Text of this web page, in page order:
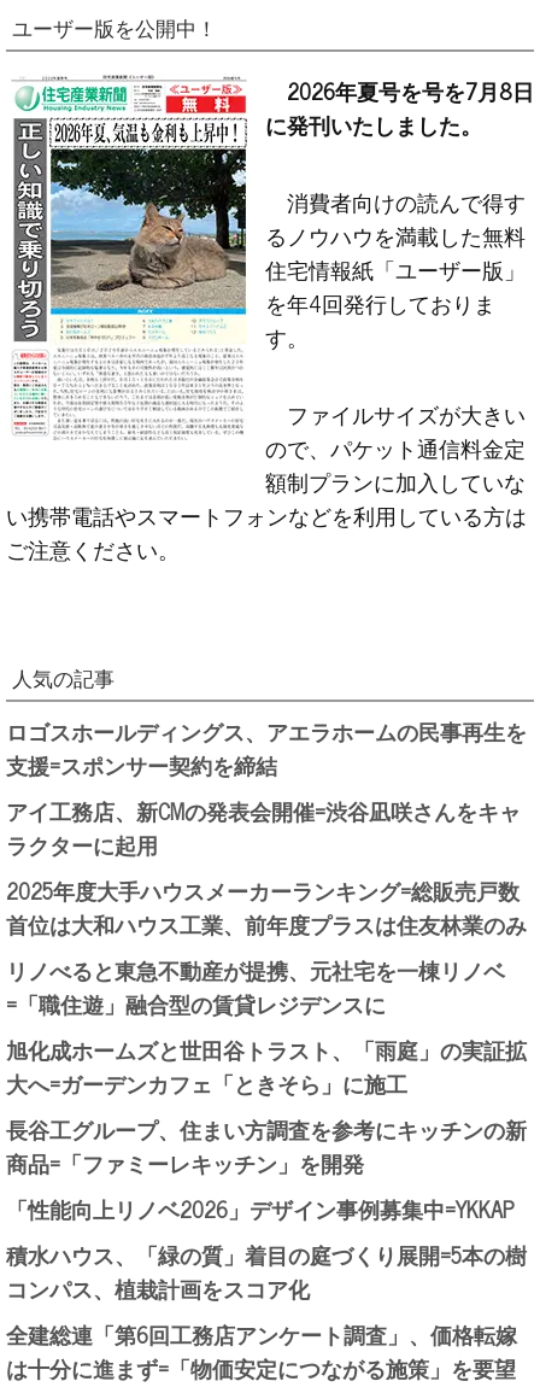
ユーザー版を公開中！
2026年夏号を号を7月8日
に発刊いたしました。
消費者向けの読んで得す
るノウハウを満載した無料
住宅情報紙「ユーザー版」
を年4回発行しておりま
す。
ファイルサイズが大きい
ので、パケット通信料金定
額制プランに加入していな
い携帯電話やスマートフォンなどを利用している方は
ご注意ください。
人気の記事
ロゴスホールディングス、アエラホームの民事再生を
支援=スポンサー契約を締結
アイ工務店、新CMの発表会開催=渋谷凪咲さんをキャ
ラクターに起用
2025年度大手ハウスメーカーランキング=総販売戸数
首位は大和ハウス工業、前年度プラスは住友林業のみ
リノべると東急不動産が提携、元社宅を一棟リノベ
=「職住遊」融合型の賃貸レジデンスに
旭化成ホームズと世田谷トラスト、「雨庭」の実証拡
大へ=ガーデンカフェ「ときそら」に施工
長谷工グループ、住まい方調査を参考にキッチンの新
商品=「ファミーレキッチン」を開発
「性能向上リノベ2026」デザイン事例募集中=YKKAP
積水ハウス、「緑の質」着目の庭づくり展開=5本の樹
コンパス、植栽計画をスコア化
全建総連「第6回工務店アンケート調査」、価格転嫁
は十分に進まず=「物価安定につながる施策」を要望